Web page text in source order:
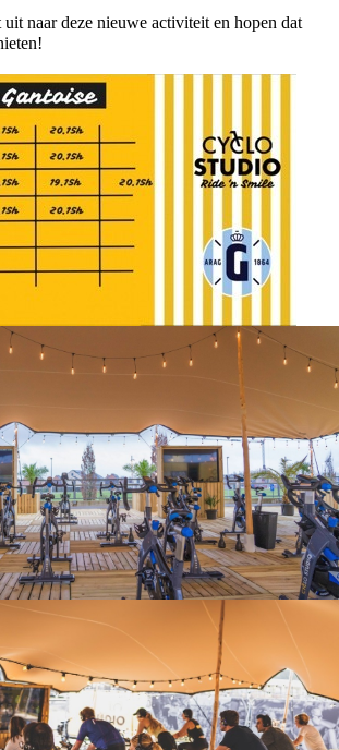
naar deze nieuwe activiteit en hopen dat